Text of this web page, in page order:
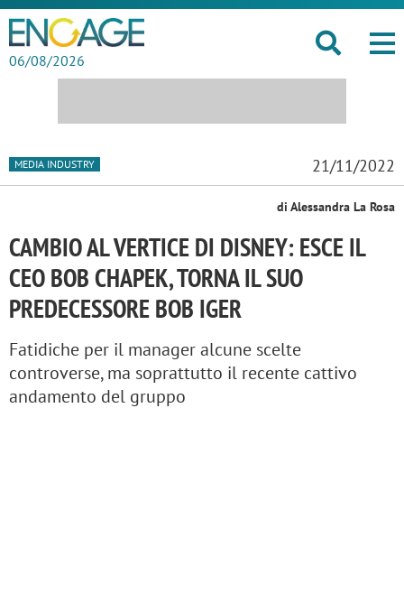
06/08/2026
MEDIA INDUSTRY 21/11/2022
di Alessandra La Rosa
CAMBIO AL VERTICE DI DISNEY: ESCE IL
CEO BOB CHAPEK, TORNA IL SUO
PREDECESSORE BOB IGER
Fatidiche per il manager alcune scelte
controverse, ma soprattutto il recente cattivo
andamento del gruppo